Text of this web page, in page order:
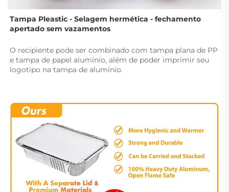
Tampa Pleastic - Selagem hermética - fechamento
apertado sem vazamentos
O recipiente pode ser combinado com tampa plana de PP
e tampa de papel alumínio, além de poder imprimir seu
logotipo na tampa de alumínio.